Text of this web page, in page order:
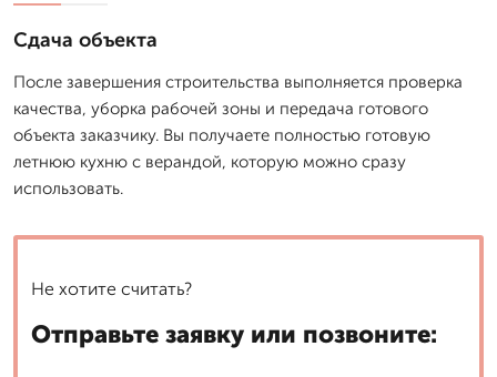
Сдача объекта
После завершения строительства выполняется проверка
качества, уборка рабочей зоны и передача готового
объекта заказчику. Вы получаете полностью готовую
летнюю кухню с верандой, которую можно сразу
использовать.
Не хотите считать?
Отправьте заявку или позвоните: